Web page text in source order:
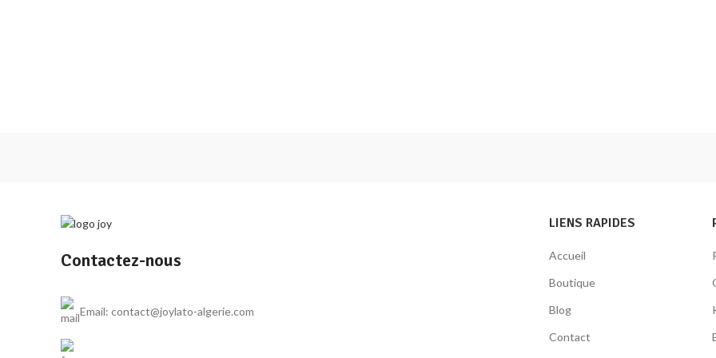
Contactez-nous
Email: contact@joylato-algerie.com
LIENS RAPIDES
Accueil
Boutique
Blog
Contact